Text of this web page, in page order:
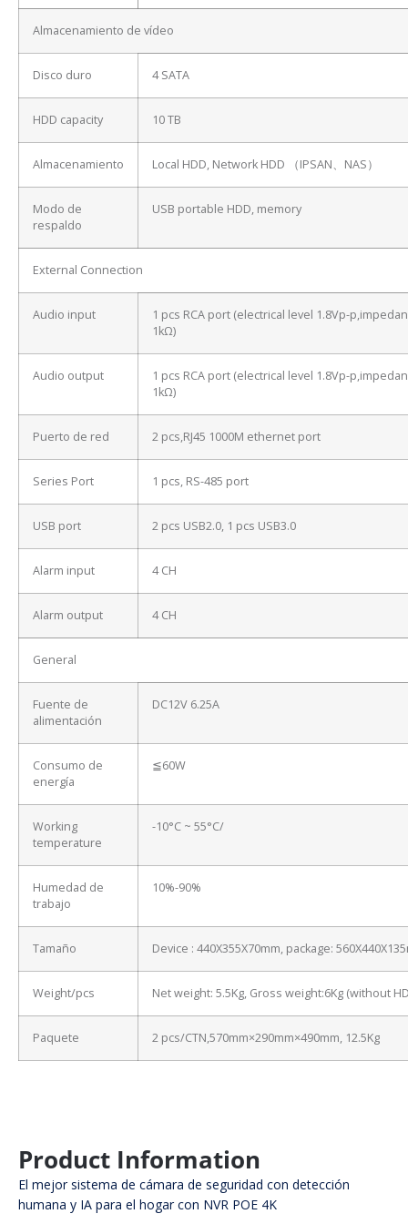
Almacenamiento de vídeo
Disco duro 4 SATA
HDD capacity 10 TB
Almacenamiento Local HDD, Network HDD （IPSAN、NAS）
Modo de
respaldo
USB portable HDD, memory
External Connection
Audio input
1 pcs RCA port (electrical level 1.8Vp-
1kΩ)
Audio output
1 pcs RCA port (electrical level 1.8Vp-
1kΩ)
Puerto de red 2 pcs,RJ45 1000M ethernet port
Series Port 1 pcs, RS-485 port
USB port 2 pcs USB2.0, 1 pcs USB3.0
Alarm input 4 CH
Alarm output 4 CH
General
Fuente de
alimentación
DC12V 6.25A
Consumo de
energía
≦60W
Working
temperature
-10°C ~ 55°C/
Humedad de
trabajo
10%-90%
Tamaño Device : 440X355X70mm, package:
Weight/pcs Net weight: 5.5Kg, Gross weight:6Kg (without
Paquete 2 pcs/CTN,570mm×290mm×490mm, 12.5Kg
Product Information
El mejor sistema de cámara de seguridad con detección
humana y IA para el hogar con NVR POE 4K